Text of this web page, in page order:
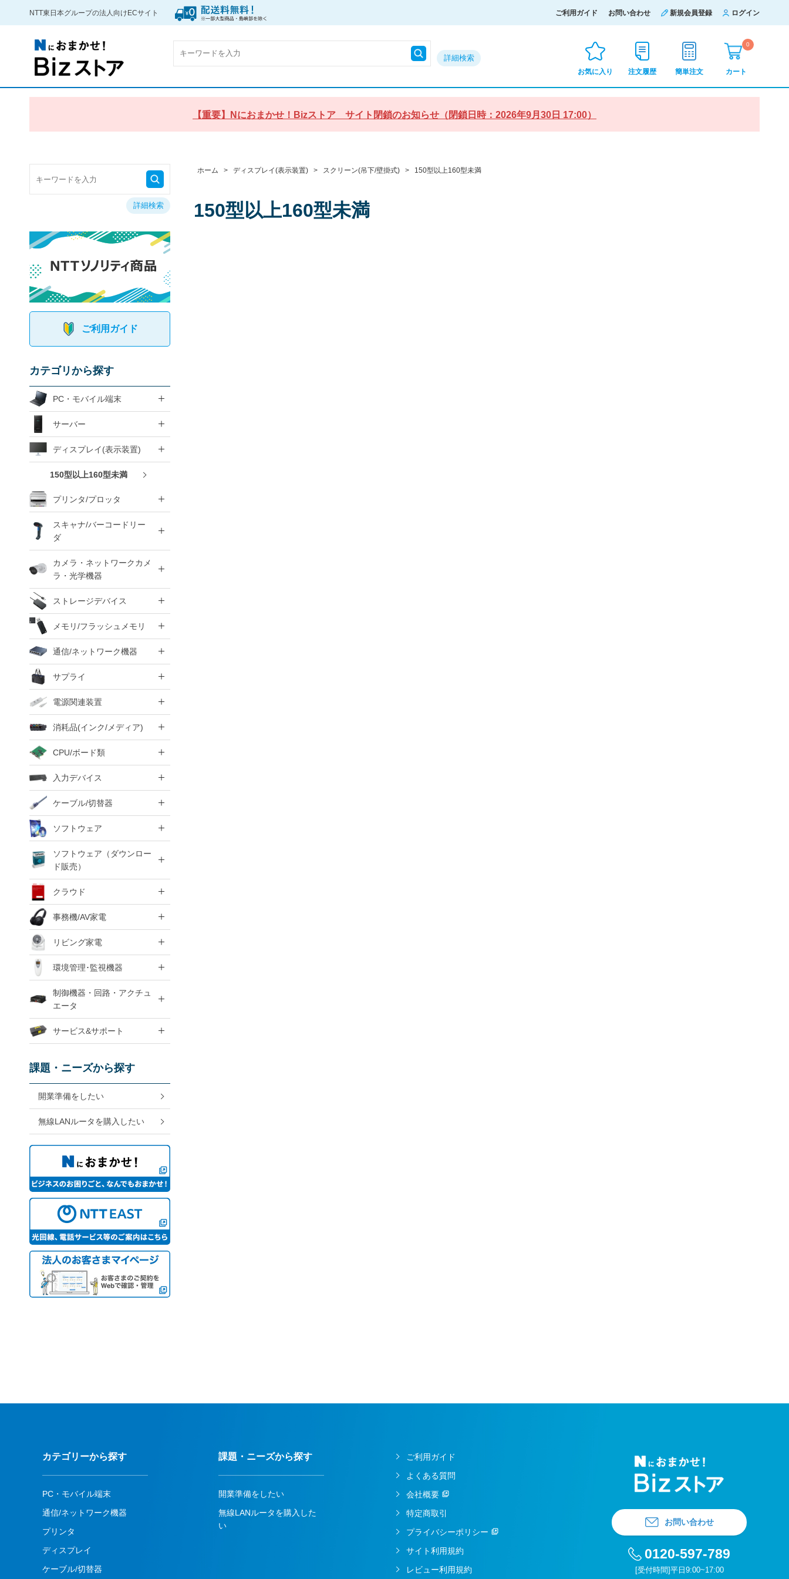
NTT東日本グループの法人向けECサイト ご利用ガイド お問い合わせ 新規会員登録 ログイン
詳細検索
お気に入り 注文履歴 簡単注文
0
カート
【重要】Nにおまかせ！Bizストア サイト閉鎖のお知らせ（閉鎖日時：2026年9月30日 17:00）
ホーム > ディスプレイ(表示装置) > スクリーン(吊下/壁掛式) > 150型以上160型未満
150型以上160型未満
詳細検索
ご利用ガイド
カテゴリから探す
PC・モバイル端末
サーバー
ディスプレイ(表示装置)
150型以上160型未満
プリンタ/プロッタ
スキャナ/バーコードリー
ダ
カメラ・ネットワークカメ
ラ・光学機器
ストレージデバイス
メモリ/フラッシュメモリ
通信/ネットワーク機器
サプライ
電源関連装置
消耗品(インク/メディア)
CPU/ボード類
入力デバイス
ケーブル/切替器
ソフトウェア
ソフトウェア（ダウンロー
ド販売）
クラウド
事務機/AV家電
リビング家電
環境管理･監視機器
制御機器・回路・アクチュ
エータ
サービス&サポート
課題・ニーズから探す
開業準備をしたい
無線LANルータを購入したい
カテゴリーから探す
PC・モバイル端末
通信/ネットワーク機器
プリンタ
ディスプレイ
ケーブル/切替器
課題・ニーズから探す
開業準備をしたい
無線LANルータを購入した
い
ご利用ガイド
よくある質問
会社概要
特定商取引
プライバシーポリシー
サイト利用規約
レビュー利用規約
お問い合わせ
0120-597-789
[受付時間]平日9:00~17:00